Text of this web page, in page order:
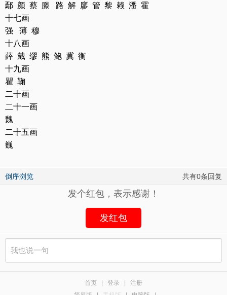
鄢 颜 蔡 滕 路 解 廖 管 黎 赖 潘 霍
十七画
强 薄 穆
十八画
薛 戴 缪 熊 鲍 冀 衡
十九画
瞿 鞠
二十画
二十一画
魏
二十五画
巍
倒序浏览 共有0条回复
发个红包，表示感谢！
发红包
首页 登录
注册